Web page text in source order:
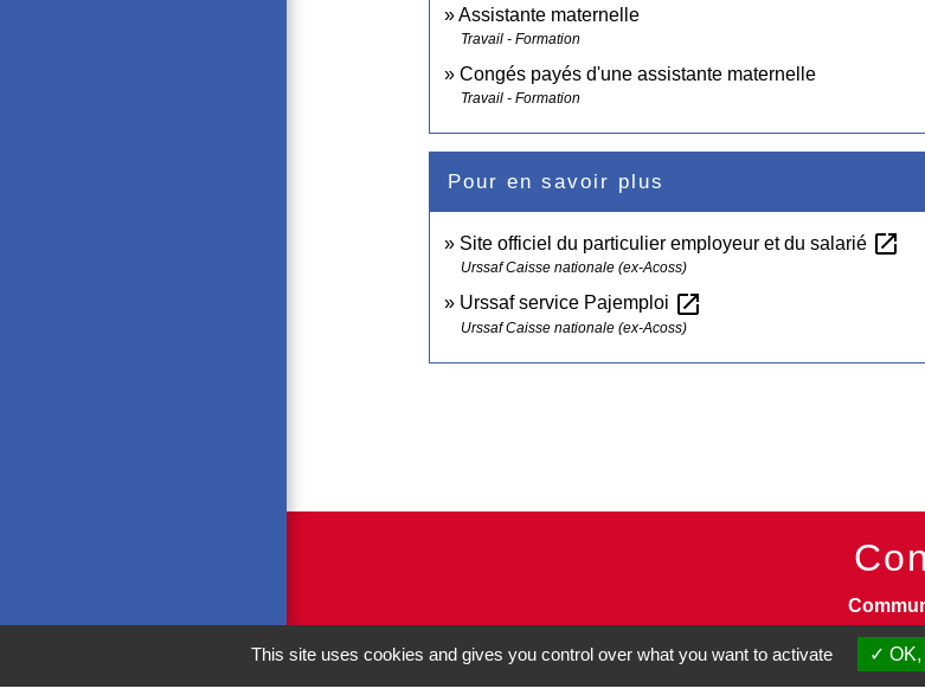
Assistante maternelle
Travail - Formation
Congés payés d'une assistante maternelle
Travail - Formation
Pour en savoir plus
Site officiel du particulier employeur et du salarié open_in_new
Urssaf Caisse nationale (ex-Acoss)
Urssaf service Pajemploi open_in_new
Urssaf Caisse nationale (ex-Acoss)
2 rue
27130
This site uses cookies and gives you control over what you want to activate OK,